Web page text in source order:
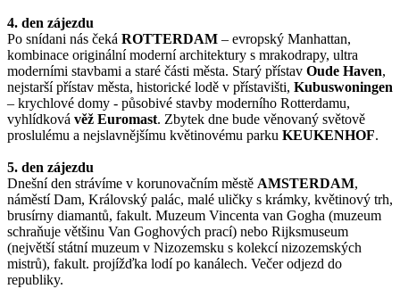
4. den zájezdu
Po snídani nás čeká ROTTERDAM – evropský Manhattan,
kombinace originální moderní architektury s mrakodrapy, ultra
moderními stavbami a staré části města. Starý přístav Oude Haven,
nejstarší přístav města, historické lodě v přístavišti, Kubuswoningen
– krychlové domy - působivé stavby moderního Rotterdamu,
vyhlídková věž Euromast. Zbytek dne bude věnovaný světově
proslulému a nejslavnějšímu květinovému parku KEUKENHOF.
5. den zájezdu
Dnešní den strávíme v korunovačním městě AMSTERDAM,
náměstí Dam, Královský palác, malé uličky s krámky, květinový trh,
brusírny diamantů, fakult. Muzeum Vincenta van Gogha (muzeum
schraňuje většinu Van Goghových prací) nebo Rijksmuseum
(největší státní muzeum v Nizozemsku s kolekcí nizozemských
mistrů), fakult. projížďka lodí po kanálech. Večer odjezd do
republiky.